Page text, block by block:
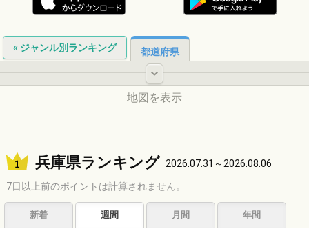
« ジャンル別ランキング 都道府県
-
地図を表示
兵庫県ランキング 2026.07.31～2026.08.06
7日以上前のポイントは計算されません。
新着 週間 月間 年間